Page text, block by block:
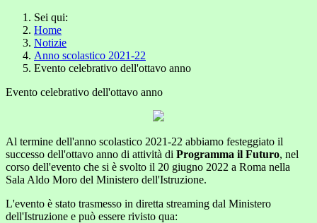
Sei qui:
Home
Notizie
Anno scolastico 2021-22
Evento celebrativo dell'ottavo anno
Evento celebrativo dell'ottavo anno
Al termine dell'anno scolastico 2021-22 abbiamo festeggiato il
successo dell'ottavo anno di attività di Programma il Futuro, nel
corso dell'evento che si è svolto il 20 giugno 2022 a Roma nella
Sala Aldo Moro del Ministero dell'Istruzione.
L'evento è stato trasmesso in diretta streaming dal Ministero
dell'Istruzione e può essere rivisto qua: